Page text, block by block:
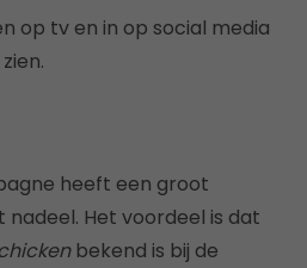
op tv en in op social media
heeft een groot
Het voordeel is dat
bekend is bij de